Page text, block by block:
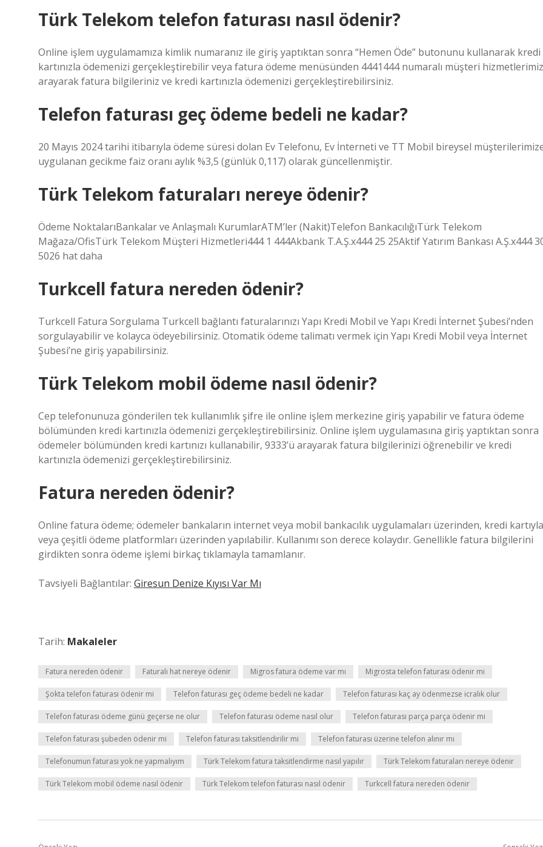
Türk Telekom telefon faturası nasıl ödenir?
Online işlem uygulamamıza kimlik numaranız ile giriş yaptıktan sonra “Hemen Öde” butonunu kullanarak kredi
kartınızla ödemenizi gerçekleştirebilir veya fatura ödeme menüsünden 4441444 numaralı müşteri
arayarak fatura bilgileriniz ve kredi kartınızla ödemenizi gerçekleştirebilirsiniz.
Telefon faturası geç ödeme bedeli ne kadar?
20 Mayıs 2024 tarihi itibarıyla ödeme süresi dolan Ev Telefonu, Ev İnterneti ve TT Mobil bireysel
uygulanan gecikme faiz oranı aylık %3,5 (günlük 0,117) olarak güncellenmiştir.
Türk Telekom faturaları nereye ödenir?
Ödeme NoktalarıBankalar ve Anlaşmalı KurumlarATM’ler (Nakit)Telefon BankacılığıTürk Telekom
Mağaza/OfisTürk Telekom Müşteri Hizmetleri444 1 444Akbank T.A.Ş.x444 25 25Aktif Yatırım Bankası A.Ş.x444
5026 hat daha
Turkcell fatura nereden ödenir?
Turkcell Fatura Sorgulama Turkcell bağlantı faturalarınızı Yapı Kredi Mobil ve Yapı Kredi İnternet Şubesi’nden
sorgulayabilir ve kolayca ödeyebilirsiniz. Otomatik ödeme talimatı vermek için Yapı Kredi Mobil veya İnternet
Şubesi’ne giriş yapabilirsiniz.
Türk Telekom mobil ödeme nasıl ödenir?
Cep telefonunuza gönderilen tek kullanımlık şifre ile online işlem merkezine giriş yapabilir ve fatura ödeme
bölümünden kredi kartınızla ödemenizi gerçekleştirebilirsiniz. Online işlem uygulamasına giriş yaptıktan sonra
ödemeler bölümünden kredi kartınızı kullanabilir, 9333’ü arayarak fatura bilgilerinizi öğrenebilir ve kredi
kartınızla ödemenizi gerçekleştirebilirsiniz.
Fatura nereden ödenir?
Online fatura ödeme; ödemeler bankaların internet veya mobil bankacılık uygulamaları üzerinden, kredi kartıyla
veya çeşitli ödeme platformları üzerinden yapılabilir. Kullanımı son derece kolaydır. Genellikle fatura bilgilerini
girdikten sonra ödeme işlemi birkaç tıklamayla tamamlanır.
Tavsiyeli Bağlantılar: Giresun Denize Kıyısı Var Mı
Tarih: Makaleler
Fatura nereden ödenir Faturalı hat nereye ödenir Migros fatura ödeme var mı Migrosta telefon faturası ödenir mi
Şokta telefon faturası ödenir mi Telefon faturası geç ödeme bedeli ne kadar Telefon faturası kaç ay ödenmezse icralık olur
Telefon faturası ödeme günü geçerse ne olur Telefon faturası ödeme nasıl olur Telefon faturası parça parça ödenir mi
Telefon faturası şubeden ödenir mi Telefon faturası taksitlendirilir mi Telefon faturası üzerine telefon alınır mı
Telefonumun faturası yok ne yapmalıyım Türk Telekom fatura taksitlendirme nasıl yapılır Türk Telekom faturaları nereye ödenir
Türk Telekom mobil ödeme nasıl ödenir Türk Telekom telefon faturası nasıl ödenir Turkcell fatura nereden ödenir